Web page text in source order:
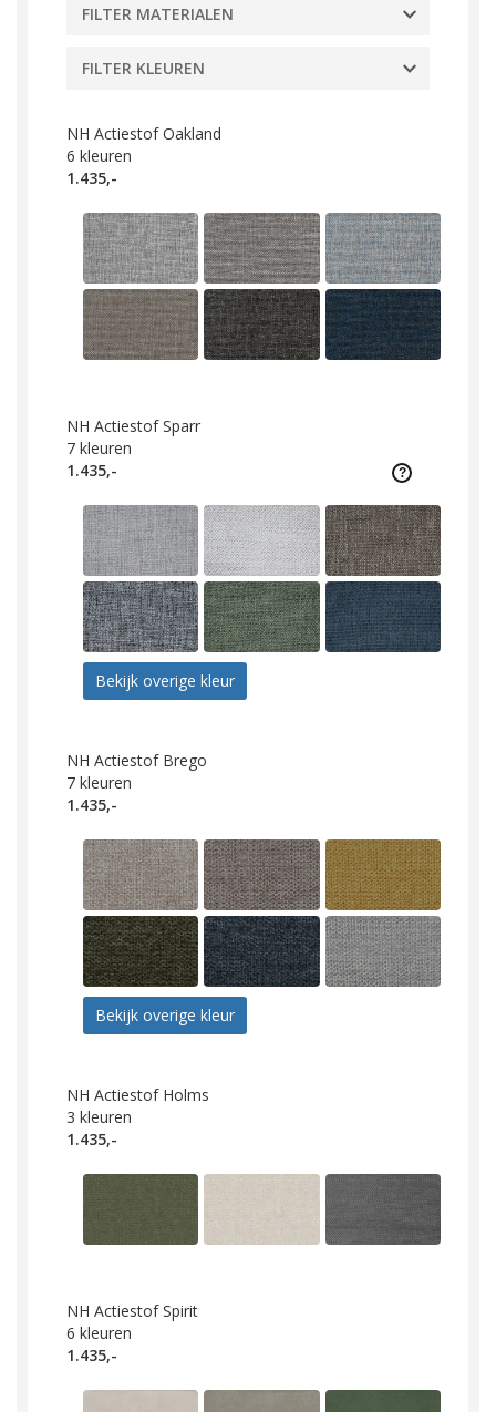
FILTER MATERIALEN
FILTER KLEUREN
NH Actiestof Oakland
6 kleuren
1.435,-
NH Actiestof Sparr
7 kleuren
1.435,-
Bekijk overige kleur
NH Actiestof Brego
7 kleuren
1.435,-
Bekijk overige kleur
NH Actiestof Holms
3 kleuren
1.435,-
NH Actiestof Spirit
6 kleuren
1.435,-